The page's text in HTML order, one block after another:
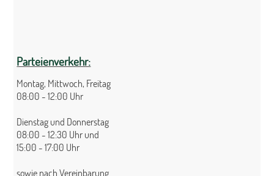
Parteienverkehr:
Montag, Mittwoch, Freitag
08:00 - 12:00 Uhr
Dienstag und Donnerstag
08:00 - 12:30 Uhr und
15:00 - 17:00 Uhr
sowie nach Vereinbarung